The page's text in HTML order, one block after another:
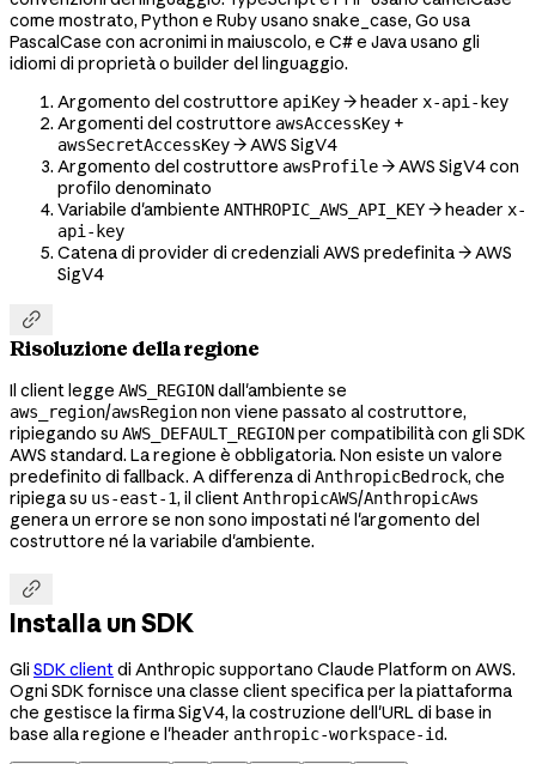
come mostrato, Python e Ruby usano snake_case, Go usa
PascalCase con acronimi in maiuscolo, e C# e Java usano gli
idiomi di proprietà o builder del linguaggio.
Argomento del costruttore apiKey→ header x-api-key
Argomenti del costruttore awsAccessKey +
awsSecretAccessKey→ AWS SigV4
Argomento del costruttore awsProfile→ AWS SigV4 con
profilo denominato
Variabile d'ambiente ANTHROPIC_AWS_API_KEY→ header x-
api-key
Catena di provider di credenziali AWS predefinita → AWS
SigV4

Risoluzione della regione
Il client legge AWS_REGIONdall'ambiente se
aws_region/awsRegionnon viene passato al costruttore,
ripiegando su AWS_DEFAULT_REGIONper compatibilità con gli SDK
AWS standard. La regione è obbligatoria. Non esiste un valore
predefinito di fallback. A differenza di AnthropicBedrock, che
ripiega su us-east-1, il clientAnthropicAWS/AnthropicAws
genera un errore se non sono impostati né l'argomento del
costruttore né la variabile d'ambiente.

Installa un SDK
Gli SDK clientdi Anthropic supportano Claude Platform on AWS.
Ogni SDK fornisce una classe client specifica per la piattaforma
che gestisce la firma SigV4, la costruzione dell'URL di base in
base alla regione e l'header anthropic-workspace-id.